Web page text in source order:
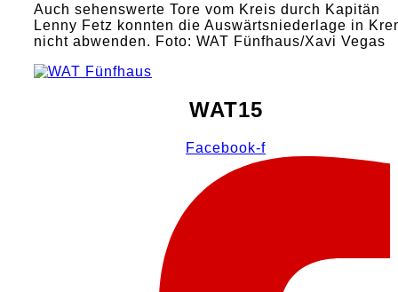
Auch sehenswerte Tore vom Kreis durch Kapitän
Lenny Fetz konnten die Auswärtsniederlage in
nicht abwenden. Foto: WAT Fünfhaus/Xavi Vegas
WAT15
Facebook-f